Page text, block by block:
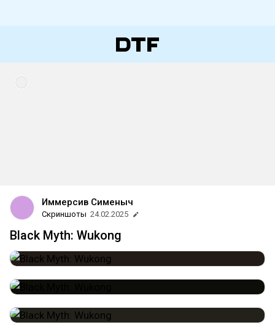
Иммерсив Сименыч
Скриншоты 24.02.2025
Black Myth: Wukong